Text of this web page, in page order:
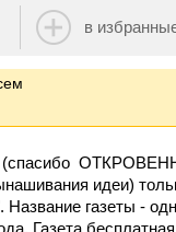
в
(спасибо
идеи)
Название газеты -
Газета